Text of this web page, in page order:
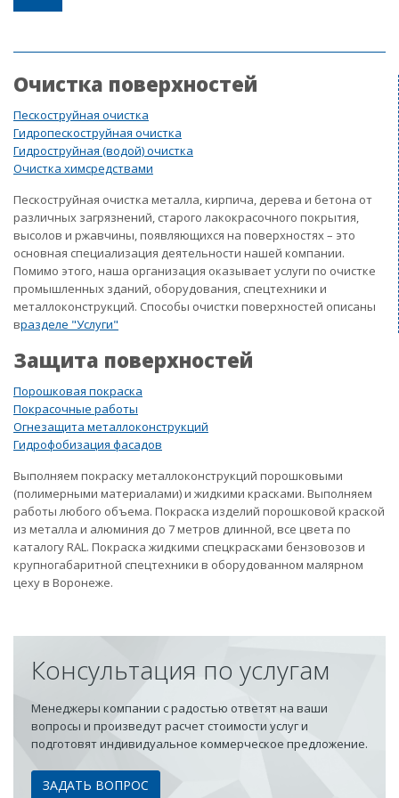
Очистка поверхностей
Пескоструйная очистка
Гидропескоструйная очистка
Гидроструйная (водой) очистка
Очистка химсредствами
Пескоструйная очистка металла, кирпича, дерева и бетона от
различных загрязнений, старого лакокрасочного покрытия,
высолов и ржавчины, появляющихся на поверхностях – это
основная специализация деятельности нашей компании.
Помимо этого, наша организация оказывает услуги по очистке
промышленных зданий, оборудования, спецтехники и
металлоконструкций. Способы очистки поверхностей описаны
вразделе "Услуги"
Защита поверхностей
Порошковая покраска
Покрасочные работы
Огнезащита металлоконструкций
Гидрофобизация фасадов
Выполняем покраску металлоконструкций порошковыми
(полимерными материалами) и жидкими красками. Выполняем
работы любого объема. Покраска изделий порошковой краской
из металла и алюминия до 7 метров длинной, все цвета по
каталогу RAL. Покраска жидкими спецкрасками бензовозов и
крупногабаритной спецтехники в оборудованном малярном
цеху в Воронеже.
Консультация по услугам
Менеджеры компании с радостью ответят на ваши
вопросы и произведут расчет стоимости услуг и
подготовят индивидуальное коммерческое предложение.
ЗАДАТЬ ВОПРОС